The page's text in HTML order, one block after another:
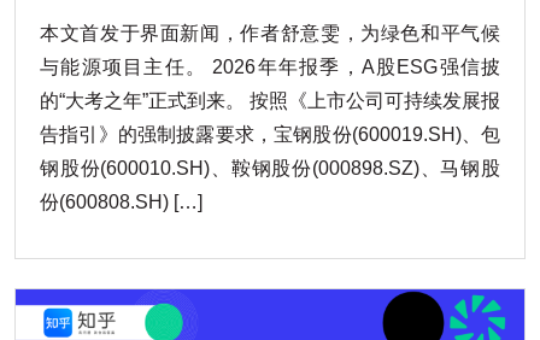
本文首发于界面新闻，作者舒意雯，为绿色和平气候
与能源项目主任。 2026年年报季，A股ESG强信披
的“大考之年”正式到来。 按照《上市公司可持续发展报
告指引》的强制披露要求，宝钢股份(600019.SH)、包
钢股份(600010.SH)、鞍钢股份(000898.SZ)、马钢股
份(600808.SH) […]